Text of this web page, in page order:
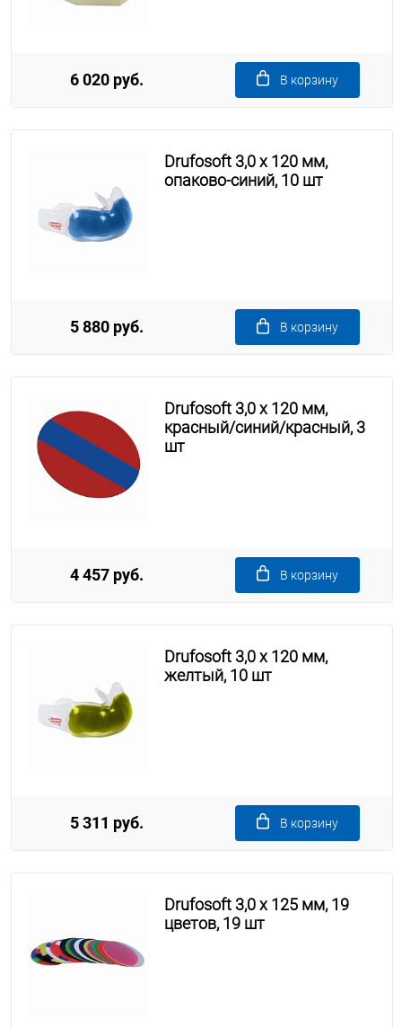
6 020 руб. В корзину
Drufosoft 3,0 х 120 мм,
опаково-синий, 10 шт
5 880 руб. В корзину
Drufosoft 3,0 х 120 мм,
красный/синий/красный, 3
шт
4 457 руб. В корзину
Drufosoft 3,0 х 120 мм,
желтый, 10 шт
5 311 руб. В корзину
Drufosoft 3,0 х 125 мм, 19
цветов, 19 шт